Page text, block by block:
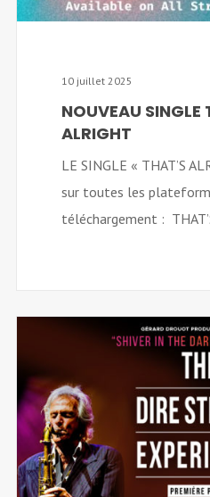
10 juillet 2025
NOUVEAU SINGLE
ALRIGHT
LE SINGLE « THAT’S
sur toutes les
téléchargement :